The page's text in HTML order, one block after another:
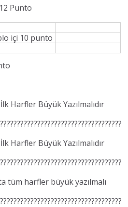
Punto
içi 10 punto
Harfler Büyük Yazılmalıdır
Harfler Büyük Yazılmalıdır
tüm harfler büyük yazılmalı